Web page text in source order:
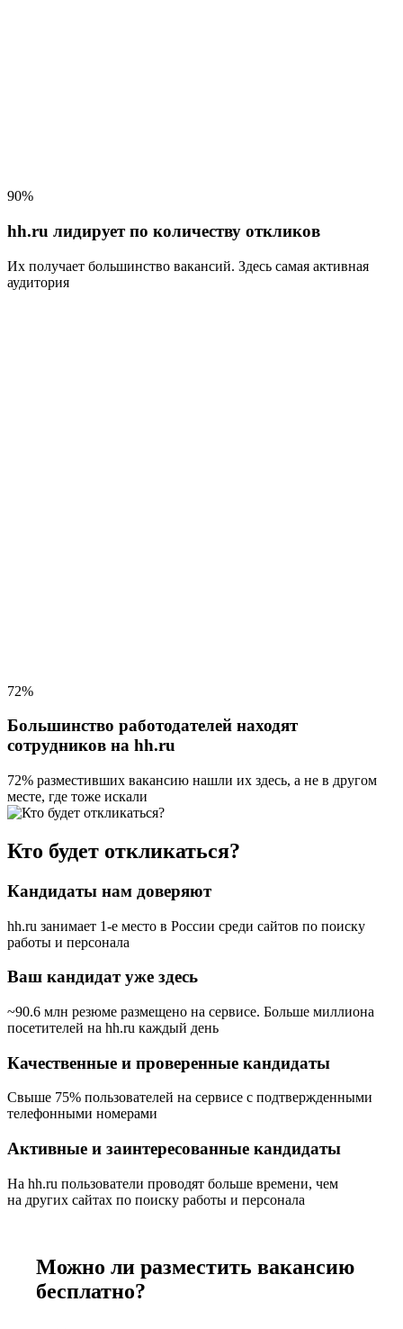
90%
hh.ru лидирует по количеству откликов
Их получает большинство вакансий. Здесь самая активная
аудитория
72%
Большинство работодателей находят
сотрудников на hh.ru
72% разместивших вакансию нашли их здесь, а не в другом
месте, где тоже искали
Кто будет откликаться?
Кандидаты нам доверяют
hh.ru занимает 1-е место в России среди сайтов по поиску
работы и персонала
Ваш кандидат уже здесь
~90.6 млн резюме размещено на сервисе. Больше миллиона
посетителей на hh.ru каждый день
Качественные и проверенные кандидаты
Свыше 75% пользователей на сервисе с подтвержденными
телефонными номерами
Активные и заинтересованные кандидаты
На hh.ru пользователи проводят больше времени, чем
на других сайтах по поиску работы и персонала
Можно ли разместить вакансию
бесплатно?